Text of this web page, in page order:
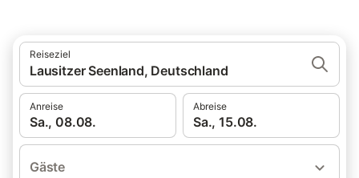
Reiseziel
Lausitzer Seenland, Deutschland
Anreise
Sa., 08.08.
Abreise
Sa., 15.08.
Gäste